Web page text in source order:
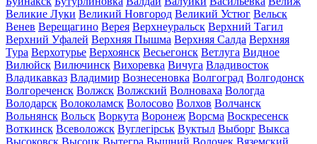
Великие Луки Великий Новгород Великий Устюг Вельск
Венев Верещагино Верея Верхнеуральск Верхний Тагил
Верхний Уфалей Верхняя Пышма Верхняя Салда Верхняя
Тура Верхотурье Верхоянск Весьегонск Ветлуга Видное
Вилюйск Вилючинск Вихоревка Вичуга Владивосток
Владикавказ Владимир Вознесеновка Волгоград Волгодонск
Волгореченск Волжск Волжский Волноваха Вологда
Володарск Волоколамск Волосово Волхов Волчанск
Вольнянск Вольск Воркута Воронеж Ворсма Воскресенск
Воткинск Всеволожск Вуглегірськ Вуктыл Выборг Выкса
Высоковск Высоцк Вытегра Вышний Волочек Вяземский